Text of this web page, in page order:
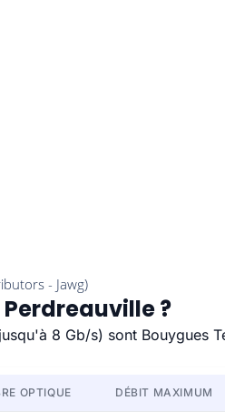
?
8 Gb/s) sont Bouygues
OPTIQUE DÉBIT MAXIMUM